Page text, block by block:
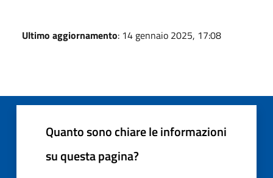
Ultimo aggiornamento: 14 gennaio 2025, 17:08
Quanto sono chiare le informazioni
su questa pagina?